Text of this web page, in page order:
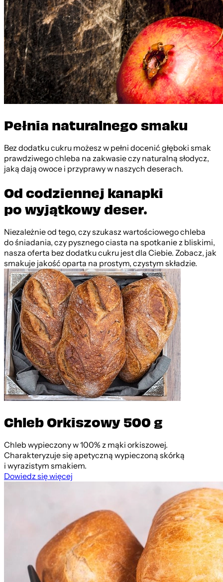
Pełnia naturalnego smaku
Bez dodatku cukru możesz w pełni docenić głęboki smak
prawdziwego chleba na zakwasie czy naturalną słodycz,
jaką dają owoce i przyprawy w naszych deserach.
Od codziennej kanapki
po wyjątkowy deser.
Niezależnie od tego, czy szukasz wartościowego chleba
do śniadania, czy pysznego ciasta na spotkanie z bliskimi,
nasza oferta bez dodatku cukru jest dla Ciebie. Zobacz, jak
smakuje jakość oparta na prostym, czystym składzie.
Chleb Orkiszowy 500 g
Chleb wypieczony w 100% z mąki orkiszowej.
Charakteryzuje się apetyczną wypieczoną skórką
i wyrazistym smakiem.
Dowiedz się więcej